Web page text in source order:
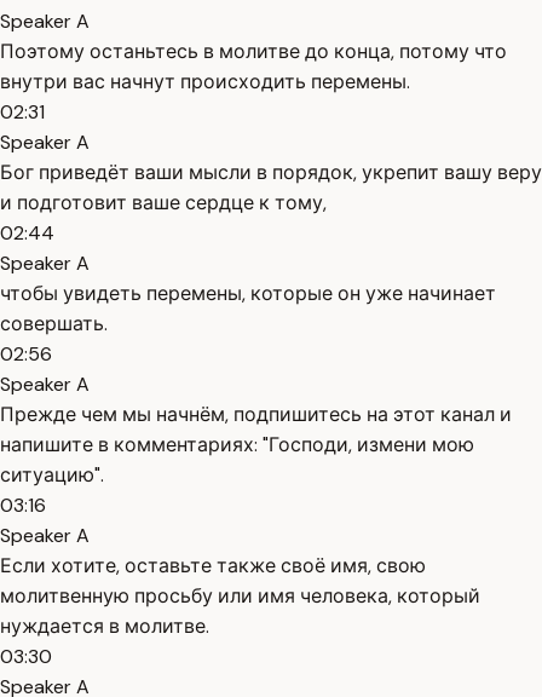
Speaker A
Поэтому останьтесь в молитве до конца, потому что
внутри вас начнут происходить перемены.
02:31
Speaker A
Бог приведёт ваши мысли в порядок, укрепит вашу веру
и подготовит ваше сердце к тому,
02:44
Speaker A
чтобы увидеть перемены, которые он уже начинает
совершать.
02:56
Speaker A
Прежде чем мы начнём, подпишитесь на этот канал и
напишите в комментариях: "Господи, измени мою
ситуацию".
03:16
Speaker A
Если хотите, оставьте также своё имя, свою
молитвенную просьбу или имя человека, который
нуждается в молитве.
03:30
Speaker A